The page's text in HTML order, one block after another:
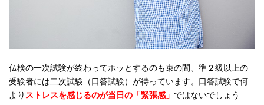
仏検の一次試験が終わってホッとするのも束の間、準２級以上の
受験者には二次試験（口答試験）が待っています。口答試験で何
より ストレスを感じるのが当日の「緊張感」 ではないでしょう